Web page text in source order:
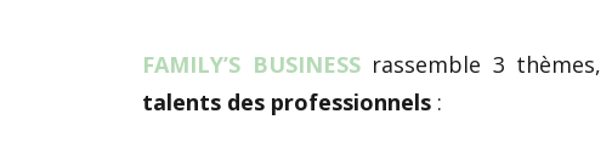
FAMILY’S BUSINESSrassemble 3 thèmes,
talents des professionnels :